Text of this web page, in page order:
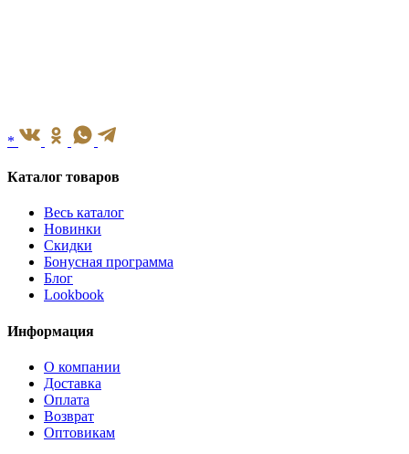
*
Каталог товаров
Весь каталог
Новинки
Скидки
Бонусная программа
Блог
Lookbook
Информация
О компании
Доставка
Оплата
Возврат
Оптовикам